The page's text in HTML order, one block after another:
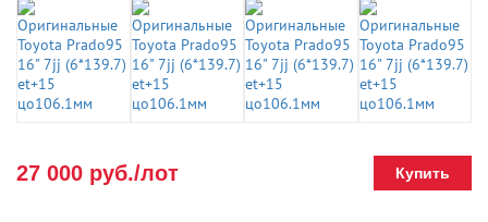
27 000 руб./лот Купить